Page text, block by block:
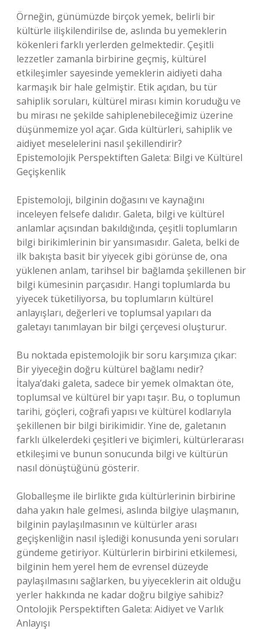
Örneğin, günümüzde birçok yemek, belirli bir
kültürle ilişkilendirilse de, aslında bu yemeklerin
kökenleri farklı yerlerden gelmektedir. Çeşitli
lezzetler zamanla birbirine geçmiş, kültürel
etkileşimler sayesinde yemeklerin aidiyeti daha
karmaşık bir hale gelmiştir. Etik açıdan, bu tür
sahiplik soruları, kültürel mirası kimin koruduğu ve
bu mirası ne şekilde sahiplenebileceğimiz üzerine
düşünmemize yol açar. Gıda kültürleri, sahiplik ve
aidiyet meselelerini nasıl şekillendirir?
Epistemolojik Perspektiften Galeta: Bilgi ve Kültürel
Geçişkenlik
Epistemoloji, bilginin doğasını ve kaynağını
inceleyen felsefe dalıdır. Galeta, bilgi ve kültürel
anlamlar açısından bakıldığında, çeşitli toplumların
bilgi birikimlerinin bir yansımasıdır. Galeta, belki de
ilk bakışta basit bir yiyecek gibi görünse de, ona
yüklenen anlam, tarihsel bir bağlamda şekillenen bir
bilgi kümesinin parçasıdır. Hangi toplumlarda bu
yiyecek tüketiliyorsa, bu toplumların kültürel
anlayışları, değerleri ve toplumsal yapıları da
galetayı tanımlayan bir bilgi çerçevesi oluşturur.
Bu noktada epistemolojik bir soru karşımıza çıkar:
Bir yiyeceğin doğru kültürel bağlamı nedir?
İtalya’daki galeta, sadece bir yemek olmaktan öte,
toplumsal ve kültürel bir yapı taşır. Bu, o toplumun
tarihi, göçleri, coğrafi yapısı ve kültürel kodlarıyla
şekillenen bir bilgi birikimidir. Yine de, galetanın
farklı ülkelerdeki çeşitleri ve biçimleri, kültürlerarası
etkileşimi ve bunun sonucunda bilgi ve kültürün
nasıl dönüştüğünü gösterir.
Globalleşme ile birlikte gıda kültürlerinin birbirine
daha yakın hale gelmesi, aslında bilgiye ulaşmanın,
bilginin paylaşılmasının ve kültürler arası
geçişkenliğin nasıl işlediği konusunda yeni soruları
gündeme getiriyor. Kültürlerin birbirini etkilemesi,
bilginin hem yerel hem de evrensel düzeyde
paylaşılmasını sağlarken, bu yiyeceklerin ait olduğu
yerler hakkında ne kadar doğru bilgiye sahibiz?
Ontolojik Perspektiften Galeta: Aidiyet ve Varlık
Anlayışı